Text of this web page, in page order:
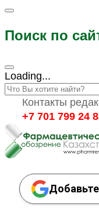
Поиск по
Loading...
Контакты
+7 701 799 24